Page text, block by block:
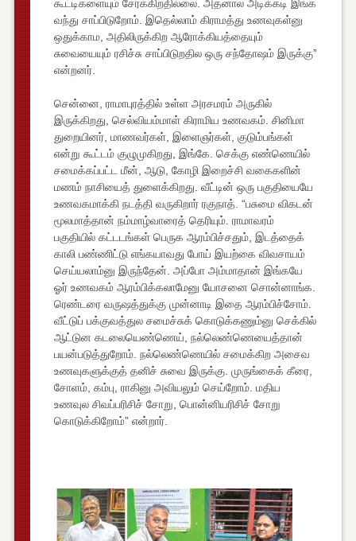
கூட்டிகளையும் சேர்க்கிறதில்லை. அதனால அடிக்கடி இங்க
வந்து சாப்பிடுறோம். இதெல்லாம் கிராமத்து உணவுகள்னு
ஒதுக்காம, அதிலிருக்கிற ஆரோக்கியத்தையும்
சுவையையும் ரசிச்சு சாப்பிடுறதில ஒரு சந்தோஷம் இருக்கு”
என்றனர்.
சென்னை, ராமாபுரத்தில் உள்ள அரசமரம் அருகில்
இருக்கிறது, செல்வியம்மாள் கிராமிய உணவகம். சினிமா
துறையினர், மாணவர்கள், இளைஞர்கள், குடும்பங்கள்
என்று கூட்டம் குழுமுகிறது, இங்கே. செக்கு எண்ணெயில்
சமைக்கப்பட்ட மீன், ஆடு, கோழி இறைச்சி வகைகளின்
மணம் நாசியைத் துளைக்கிறது. வீட்டின் ஒரு பகுதியையே
உணவகமாக்கி நடத்தி வருகிறார் ரகுநாத். “பசுமை விகடன்
மூலமாத்தான் நம்மாழ்வாரைத் தெரியும். ராமாவரம்
பகுதியில் கட்டடங்கள் பெருக ஆரம்பிச்சதும், இடத்தைக்
காலி பண்ணிட்டு எங்கயாவது போய் இயற்கை விவசாயம்
செய்யலாம்னு இருந்தேன். அப்போ அம்மாதான் இங்கயே
ஓர் உணவகம் ஆரம்பிக்கலாமேனு யோசனை சொன்னாங்க.
ரெண்டரை வருஷத்துக்கு முன்னாடி இதை ஆரம்பிச்சோம்.
வீட்டுப் பக்குவத்துல சமைச்சுக் கொடுக்கணும்னு செக்கில்
ஆட்டுன கடலையெண்ணெய், நல்லெண்ணெயைத்தான்
பயன்படுத்துறோம். நல்லெண்ணெயில் சமைக்கிற அசைவ
உணவுகளுக்குத் தனிச் சுவை இருக்கு. முருங்கைக் கீரை,
சோளம், கம்பு, ராகினு அவியலும் செய்றோம். மதிய
உணவுல சிவப்பரிசிச் சோறு, பொன்னியரிசிச் சோறு
கொடுக்கிறோம்” என்றார்.